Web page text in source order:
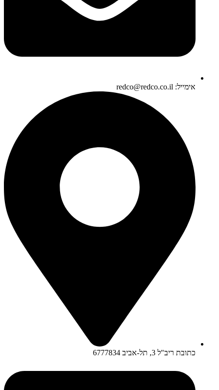
אימייל: redco@redco.co.il
כתובת ריב"ל 3, תל-אביב 6777834